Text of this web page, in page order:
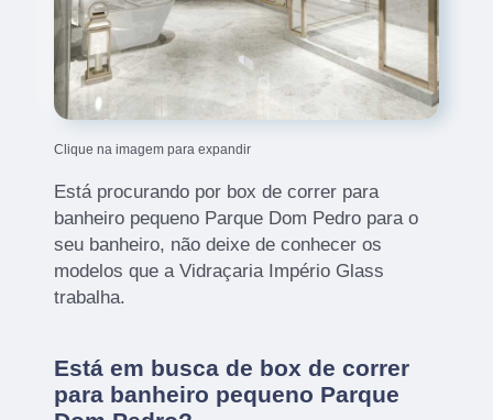
Clique na imagem para expandir
Está procurando por box de correr para
banheiro pequeno Parque Dom Pedro para o
seu banheiro, não deixe de conhecer os
modelos que a Vidraçaria Império Glass
trabalha.
Está em busca de box de correr
para banheiro pequeno Parque